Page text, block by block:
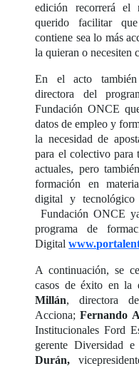
edición recorrerá el
querido facilitar
contiene sea lo más
la quieran o necesiten
En el acto
directora del
Fundación ONCE
datos de empleo y
la necesidad de
para el colectivo para
actuales, pero
formación en
digital y
Fundación ONCE
programa de
Digital
A continuación, se
casos de éxito en la
Millán, directora
Acciona;Fernando
Institucionales Ford
gerente Diversidad
Durán,